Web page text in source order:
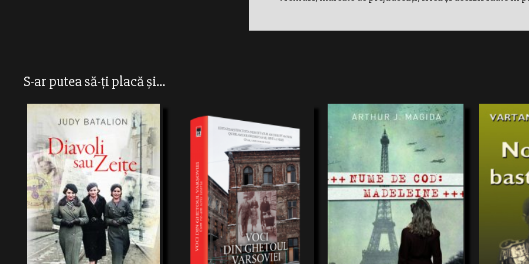
S-ar putea să-ți placă și...
„Nu erau oameni, poate diavoli sau zeițe.
Calme. Agile precum artisteledecirc.
Adesea trăgeau simultan cu pistoale ținute
în ambele mâini. Aprigeînluptă, drepte
Ştiu că se